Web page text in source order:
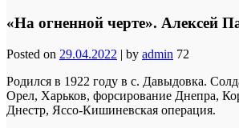
«На огненной черте». Алексей
Posted on 29.04.2022 | by admin 72
Родился в 1922 году в с. Давыдовка.
Орел, Харьков, форсирование Днепра,
Днестр, Яссо-Кишиневская операция.